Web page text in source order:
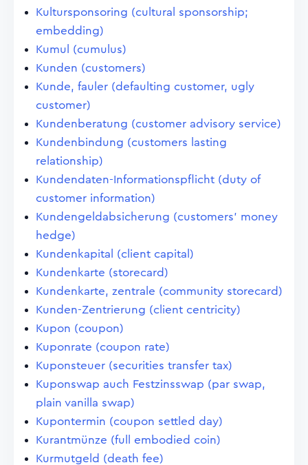
Kultursponsoring (cultural sponsorship;
embedding)
Kumul (cumulus)
Kunden (customers)
Kunde, fauler (defaulting customer, ugly
customer)
Kundenberatung (customer advisory service)
Kundenbindung (customers lasting
relationship)
Kundendaten-Informationspflicht (duty of
customer information)
Kundengeldabsicherung (customers' money
hedge)
Kundenkapital (client capital)
Kundenkarte (storecard)
Kundenkarte, zentrale (community storecard)
Kunden-Zentrierung (client centricity)
Kupon (coupon)
Kuponrate (coupon rate)
Kuponsteuer (securities transfer tax)
Kuponswap auch Festzinsswap (par swap,
plain vanilla swap)
Kupontermin (coupon settled day)
Kurantmünze (full embodied coin)
Kurmutgeld (death fee)